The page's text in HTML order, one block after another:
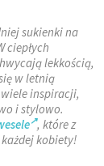
sukienki na
ciepłych
lekkością,
w letnią
inspiracji,
i stylowo.
, które z
kobiety!